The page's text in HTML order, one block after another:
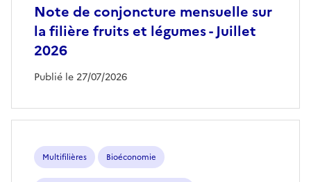
Note de conjoncture mensuelle sur
la filière fruits et légumes - Juillet
2026
Publié le 27/07/2026
Multifilières Bioéconomie